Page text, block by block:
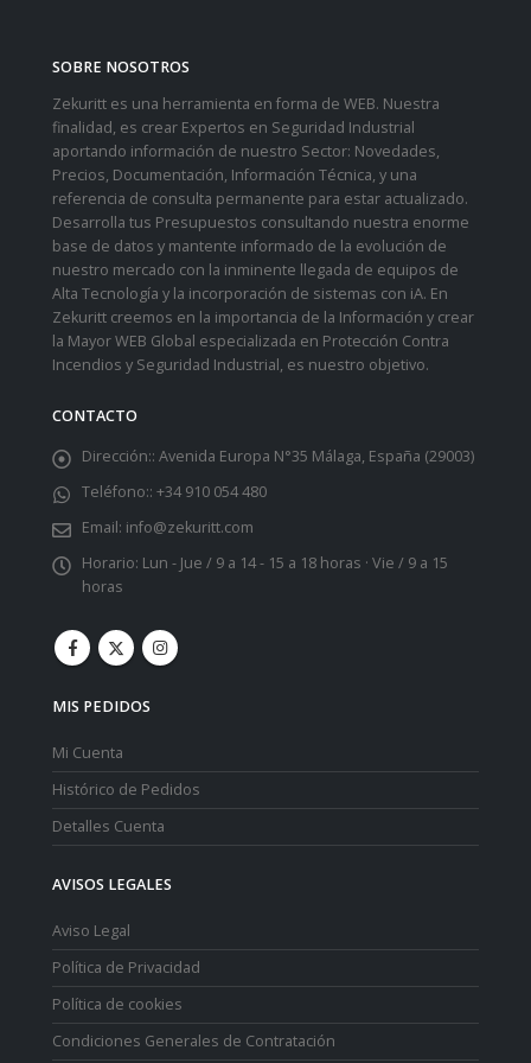
SOBRE NOSOTROS
Zekuritt es una herramienta en forma de WEB. Nuestra
finalidad, es crear Expertos en Seguridad Industrial
aportando información de nuestro Sector: Novedades,
Precios, Documentación, Información Técnica, y una
referencia de consulta permanente para estar actualizado.
Desarrolla tus Presupuestos consultando nuestra enorme
base de datos y mantente informado de la evolución de
nuestro mercado con la inminente llegada de equipos de
Alta Tecnología y la incorporación de sistemas con iA. En
Zekuritt creemos en la importancia de la Información y crear
la Mayor WEB Global especializada en Protección Contra
Incendios y Seguridad Industrial, es nuestro objetivo.
CONTACTO
Dirección:: Avenida Europa N°35 Málaga, España (29003)
Teléfono:: +34 910 054 480
Email: info@zekuritt.com
Horario: Lun - Jue / 9 a 14 - 15 a 18 horas · Vie / 9 a 15
horas
MIS PEDIDOS
Mi Cuenta
Histórico de Pedidos
Detalles Cuenta
AVISOS LEGALES
Aviso Legal
Política de Privacidad
Política de cookies
Condiciones Generales de Contratación